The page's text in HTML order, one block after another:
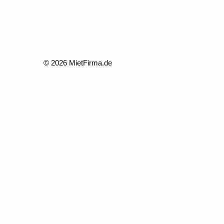
© 2026 MietFirma.de